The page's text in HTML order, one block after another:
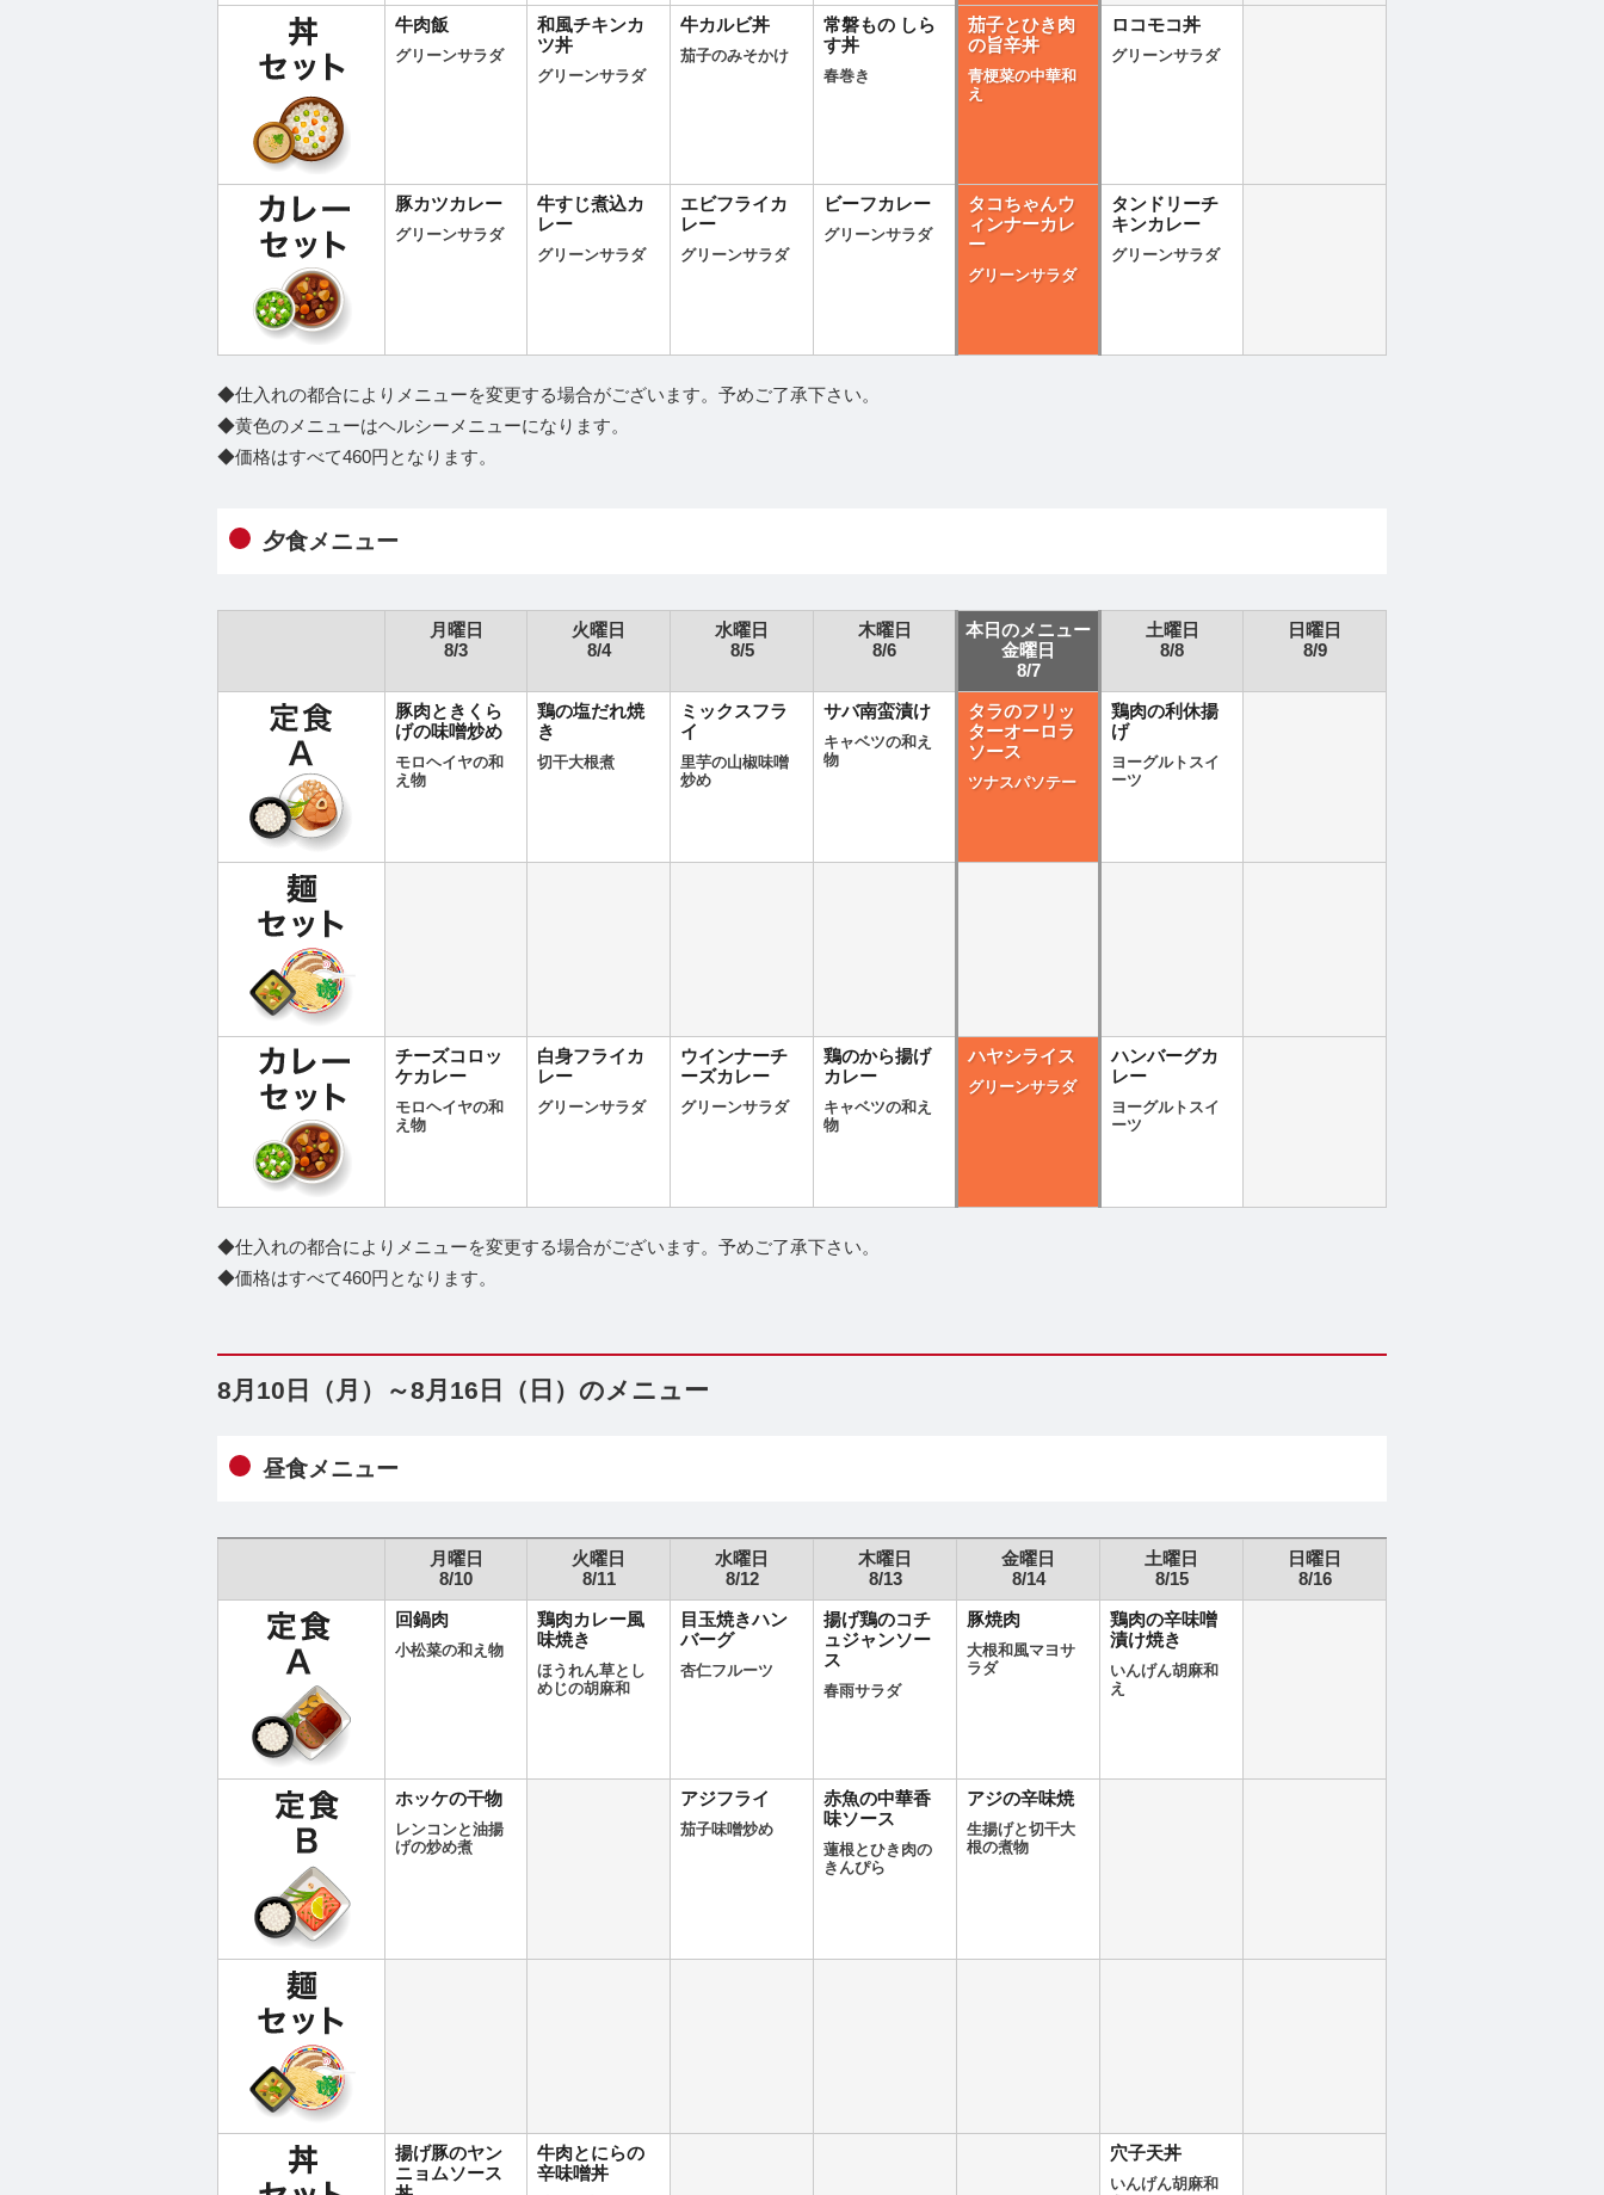
牛肉飯
グリーンサラダ
和風チキンカ
ツ丼
グリーンサラダ
牛カルビ丼
茄子のみそかけ
常磐もの しら
す丼
春巻き
茄子とひき肉
の旨辛丼
青梗菜の中華和
え
ロコモコ丼
グリーンサラダ
豚カツカレー
グリーンサラダ
牛すじ煮込カ
レー
グリーンサラダ
エビフライカ
レー
グリーンサラダ
ビーフカレー
グリーンサラダ
タコちゃんウ
ィンナーカレ
ー
グリーンサラダ
タンドリーチ
キンカレー
グリーンサラダ
◆仕入れの都合によりメニューを変更する場合がございます。予めご了承下さい。
◆黄色のメニューはヘルシーメニューになります。
◆価格はすべて460円となります。
夕食メニュー
月曜日
8/3
火曜日
8/4
水曜日
8/5
木曜日
8/6
本日のメニュー
金曜日
8/7
土曜日
8/8
日曜日
8/9
豚肉ときくら
げの味噌炒め
モロヘイヤの和
え物
鶏の塩だれ焼
き
切干大根煮
ミックスフラ
イ
里芋の山椒味噌
炒め
サバ南蛮漬け
キャベツの和え
物
タラのフリッ
ターオーロラ
ソース
ツナスパソテー
鶏肉の利休揚
げ
ヨーグルトスイ
ーツ
チーズコロッ
ケカレー
モロヘイヤの和
え物
白身フライカ
レー
グリーンサラダ
ウインナーチ
ーズカレー
グリーンサラダ
鶏のから揚げ
カレー
キャベツの和え
物
ハヤシライス
グリーンサラダ
ハンバーグカ
レー
ヨーグルトスイ
ーツ
◆仕入れの都合によりメニューを変更する場合がございます。予めご了承下さい。
◆価格はすべて460円となります。
8月10日（月）～8月16日（日）のメニュー
昼食メニュー
月曜日
8/10
火曜日
8/11
水曜日
8/12
木曜日
8/13
金曜日
8/14
土曜日
8/15
日曜日
8/16
回鍋肉
小松菜の和え物
鶏肉カレー風
味焼き
ほうれん草とし
めじの胡麻和
目玉焼きハン
バーグ
杏仁フルーツ
揚げ鶏のコチ
ュジャンソー
ス
春雨サラダ
豚焼肉
大根和風マヨサ
ラダ
鶏肉の辛味噌
漬け焼き
いんげん胡麻和
え
ホッケの干物
レンコンと油揚
げの炒め煮
アジフライ
茄子味噌炒め
赤魚の中華香
味ソース
蓮根とひき肉の
きんぴら
アジの辛味焼
生揚げと切干大
根の煮物
揚げ豚のヤン
ニョムソース
牛肉とにらの
辛味噌丼
穴子天丼
いんげん胡麻和